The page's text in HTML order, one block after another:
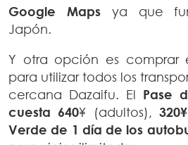
Google Mapsya que
Japón.
Y otra opción es comprar
para utilizar todos los
cercana Dazaifu. El Pase
cuesta 640¥ (adultos), 320¥
Verde de 1 día de los